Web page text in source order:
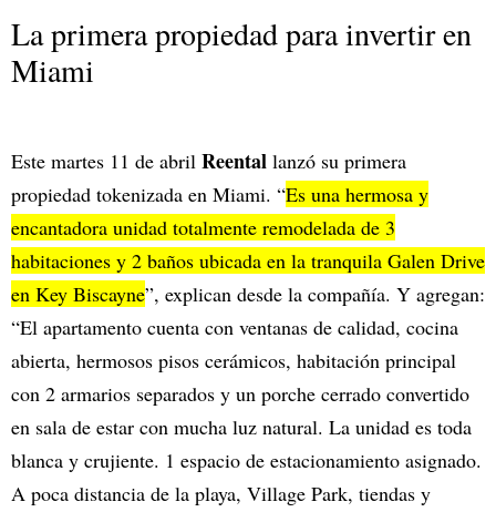
La primera propiedad para invertir en
Miami
Este martes 11 de abril Reental lanzó su primera
propiedad tokenizada en Miami. “Es una hermosa y
encantadora unidad totalmente remodelada de 3
habitaciones y 2 baños ubicada en la tranquila Galen Drive
en Key Biscayne”, explican desde la compañía. Y agregan:
“El apartamento cuenta con ventanas de calidad, cocina
abierta, hermosos pisos cerámicos, habitación principal
con 2 armarios separados y un porche cerrado convertido
en sala de estar con mucha luz natural. La unidad es toda
blanca y crujiente. 1 espacio de estacionamiento asignado.
A poca distancia de la playa, Village Park, tiendas y